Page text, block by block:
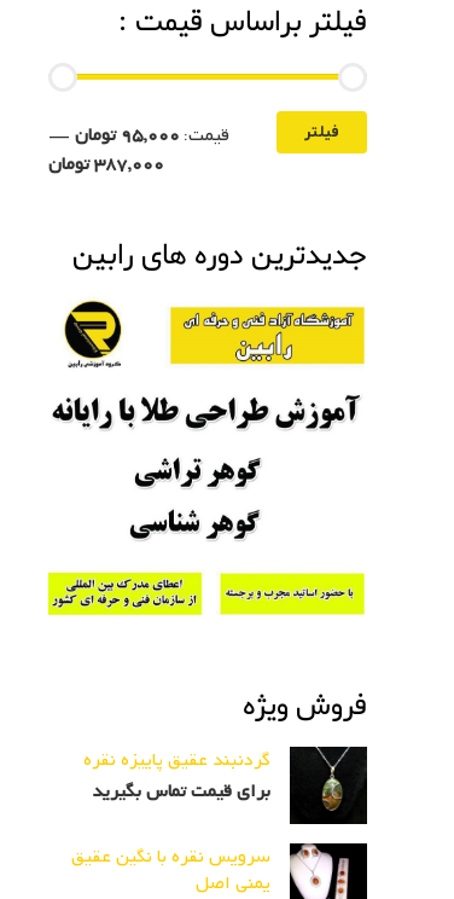
فیلتر براساس قیمت :
فیلتر قیمت: 95,000 تومان
—
387,000 تومان
جدیدترین دوره های رابین
فروش ویژه
گردنبند عقیق پاییزه نقره
برای قیمت تماس بگیرید
سرویس نقره با نگین عقیق
یمنی اصل